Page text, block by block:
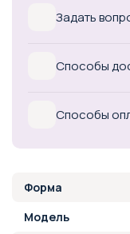
Задать
Способы
Способы
Форма
Модель